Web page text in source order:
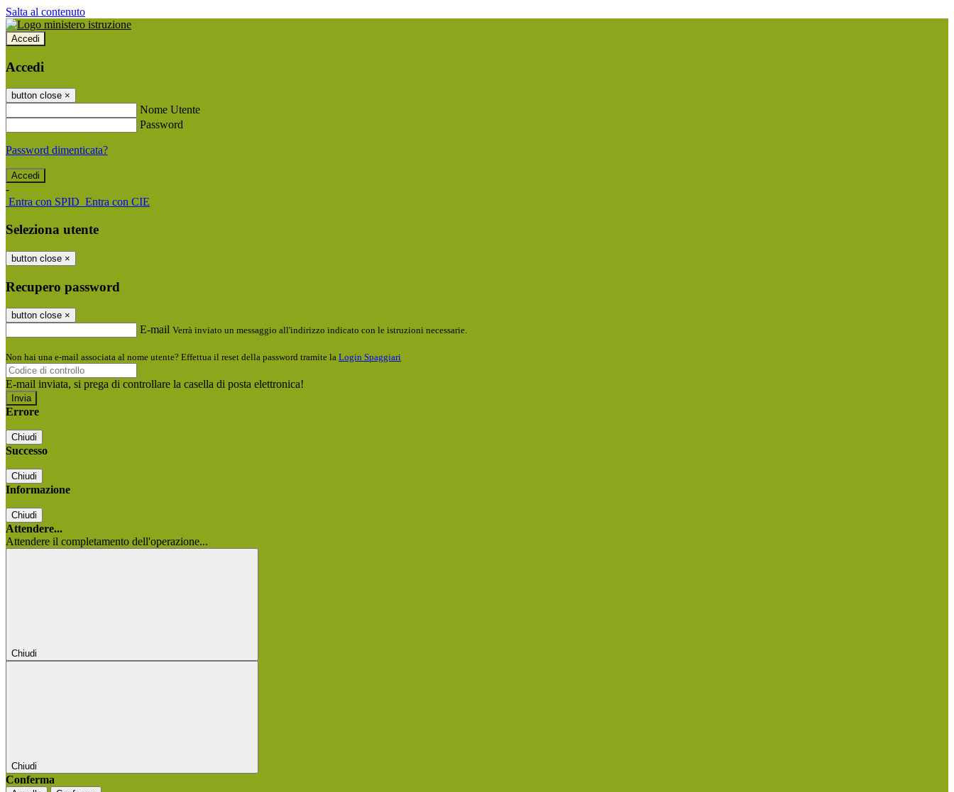
Salta al contenuto
Accedi
Accedi
button close ×
Nome Utente
Password
Password dimenticata?
-
Entra con SPID Entra con CIE
Seleziona utente
button close ×
Recupero password
button close ×
E-mail Verrà inviato un messaggio all'indirizzo indicato con le istruzioni necessarie.
Non hai una e-mail associata al nome utente? Effettua il reset della password tramite la Login Spaggiari
E-mail inviata, si prega di controllare la casella di posta elettronica!
Errore
Chiudi
Successo
Chiudi
Informazione
Chiudi
Attendere...
Attendere il completamento dell'operazione...
Chiudi
Chiudi
Conferma